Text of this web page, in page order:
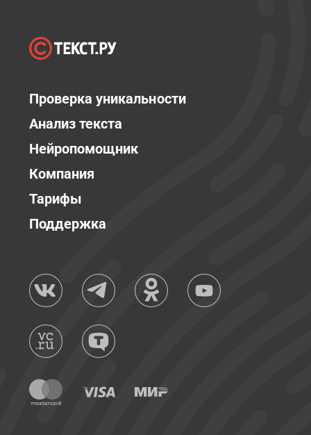
Проверка уникальности
Анализ текста
Нейропомощник
Компания
Тарифы
Поддержка